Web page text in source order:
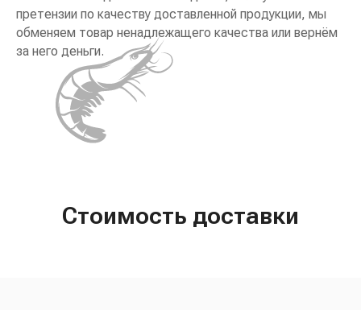
претензии по качеству доставленной продукции, мы
обменяем товар ненадлежащего качества или вернём
за него деньги.
Стоимость доставки